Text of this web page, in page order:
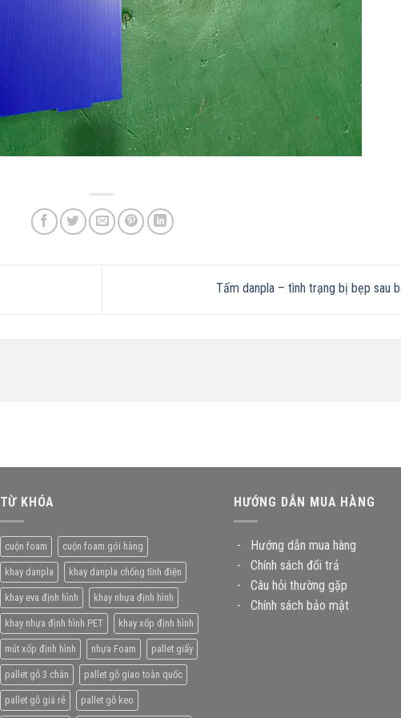
Tấm danpla – tình trạng bị bẹp sau
TỪ KHÓA
cuộn foam cuộn foam gói hàng
khay danpla khay danpla chống tĩnh điện
khay eva định hình khay nhựa định hình
khay nhựa định hình PET khay xốp định hình
mút xốp định hình nhựa Foam pallet giấy
pallet gỗ 3 chân pallet gỗ giao toàn quốc
pallet gỗ giá rẻ pallet gỗ keo
HƯỚNG DẪN MUA HÀNG
-
Hướng dẫn mua hàng
- Chính sách đổi trả
- Câu hỏi thường gặp
- Chính sách bảo mật